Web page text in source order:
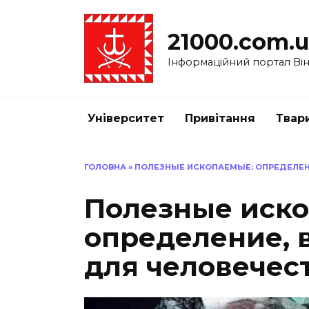
Інформаційний портал
Університет Привітання
ГОЛОВНА » ПОЛЕЗНЫЕ ИСКОПАЕМЫЕ:
Полезные
определение,
для